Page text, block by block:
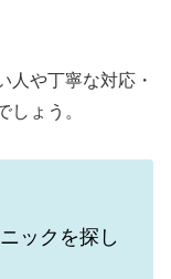
人や丁寧な対応・
しょう。
ックを探し